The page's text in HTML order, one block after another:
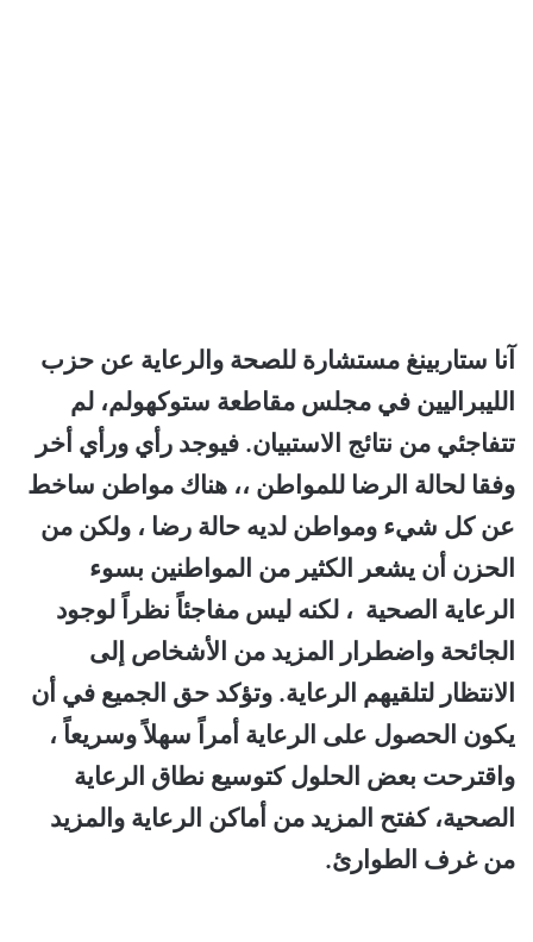
آنا ستاربينغ مستشارة للصحة والرعاية عن حزب
الليبراليين في مجلس مقاطعة ستوكهولم، لم
تتفاجئي من نتائج الاستبيان. فيوجد رأي ورأي أخر
وفقا لحالة الرضا للمواطن ،، هناك مواطن ساخط
عن كل شيء ومواطن لديه حالة رضا ، ولكن من
الحزن أن يشعر الكثير من المواطنين بسوء
الرعاية الصحية ، لكنه ليس مفاجئاً نظراً لوجود
الجائحة واضطرار المزيد من الأشخاص إلى
الانتظار لتلقيهم الرعاية. وتؤكد حق الجميع في أن
يكون الحصول على الرعاية أمراً سهلاً وسريعاً ،
واقترحت بعض الحلول كتوسيع نطاق الرعاية
الصحية، كفتح المزيد من أماكن الرعاية والمزيد
من غرف الطوارئ.